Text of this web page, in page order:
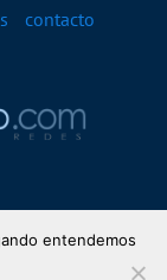
contacto
entendemos